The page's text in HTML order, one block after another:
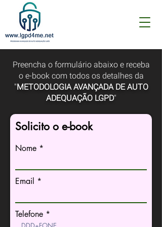
Preencha o formulário abaixo e receba
o e-book com todos os detalhes da
"METODOLOGIA AVANÇADA DE AUTO
ADEQUAÇÃO LGPD"
Solicito o e-book
Nome
Email
Telefone